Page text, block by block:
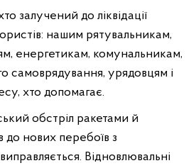
залучений до ліквідації
нашим рятувальникам,
енергетикам, комунальникам,
самоврядування, урядовцям і
хто допомагає.
обстріл ракетами й
до нових перебоїв з
Відновлювальні